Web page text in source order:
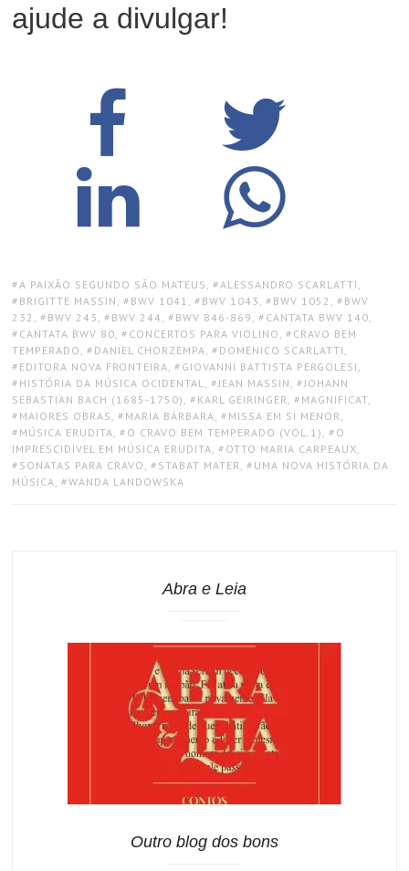
ajude a divulgar!
TAGS:
A PAIXÃO SEGUNDO SÃO MATEUS , ALESSANDRO SCARLATTI
BRIGITTE MASSIN , BWV 1041 , BWV 1043 , BWV 1052 , BWV
232
, BWV 243 , BWV 244 , BWV 846-869 , CANTATA BWV 140
CANTATA BWV 80 , CONCERTOS PARA VIOLINO , CRAVO BEM
TEMPERADO , DANIEL CHORZEMPA , DOMENICO SCARLATTI
EDITORA NOVA FRONTEIRA , GIOVANNI BATTISTA PERGOLESI
HISTÓRIA DA MÚSICA OCIDENTAL
, JEAN MASSIN , JOHANN
SEBASTIAN BACH (1685-1750) , KARL GEIRINGER , MAGNIFICAT
MAIORES OBRAS , MARIA BÁRBARA , MISSA EM SI MENOR
MÚSICA ERUDITA , O CRAVO BEM TEMPERADO (VOL.1) , O
IMPRESCIDÍVEL EM MÚSICA ERUDITA , OTTO MARIA CARPEAUX
SONATAS PARA CRAVO , STABAT MATER , UMA NOVA HISTÓRIA DA
MÚSICA , WANDA LANDOWSKA
Abra e Leia
Outro blog dos bons